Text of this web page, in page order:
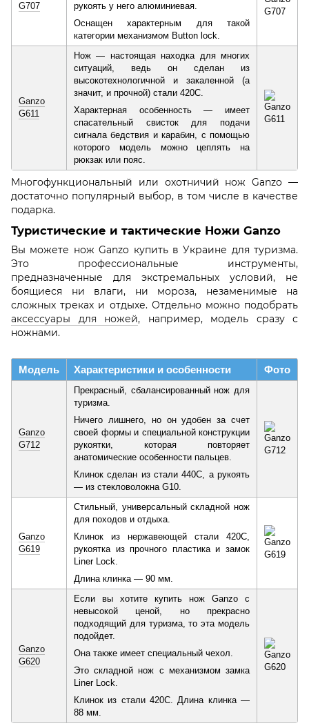
G707
рукоять у него алюминиевая.
Оснащен характерным для такой
категории механизмом Button lock.
Ganzo
G611
Нож — настоящая находка для многих
ситуаций, ведь он сделан из
высокотехнологичной и закаленной (а
значит, и прочной) стали 420C.
Характерная особенность — имеет
спасательный свисток для подачи
сигнала бедствия и карабин, с помощью
которого модель можно цеплять на
рюкзак или пояс.
Многофункциональный или охотничий нож Ganzo —
достаточно популярный выбор, в том числе в качестве
подарка.
Туристические и тактические Ножи Ganzo
Вы можете нож Ganzo купить в Украине для туризма.
Это профессиональные инструменты,
предназначенные для экстремальных условий, не
боящиеся ни влаги, ни мороза, незаменимые на
сложных треках и отдыхе. Отдельно можно подобрать
аксессуары для ножей, например, модель сразу с
ножнами.
Модель Характеристики и особенности Фото
Ganzo
G712
Прекрасный, сбалансированный нож для
туризма.
Ничего лишнего, но он удобен за счет
своей формы и специальной конструкции
рукоятки, которая повторяет
анатомические особенности пальцев.
Клинок сделан из стали 440C, а рукоять
— из стекловолокна G10.
Ganzo
G619
Стильный, универсальный складной нож
для походов и отдыха.
Клинок из нержавеющей стали 420C,
рукоятка из прочного пластика и замок
Liner Lock.
Длина клинка — 90 мм.
Ganzo
G620
Если вы хотите купить нож Ganzo с
невысокой ценой, но прекрасно
подходящий для туризма, то эта модель
подойдет.
Она также имеет специальный чехол.
Это складной нож с механизмом замка
Liner Lock.
Клинок из стали 420C. Длина клинка —
88 мм.